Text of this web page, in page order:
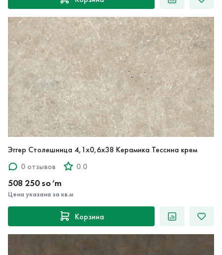
Эггер Столешница 4,1х0,6х38 Керамика Тессина крем
0 отзывов
0.0
508 250 so‘m
Цена указана за кв.м